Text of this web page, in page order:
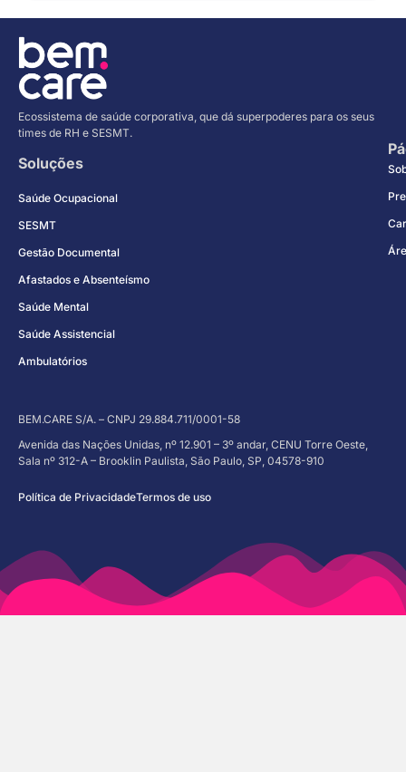
Ecossistema de saúde corporativa, que dá superpoderes para os seus
times de RH e SESMT.
Soluções
Saúde Ocupacional
SESMT
Gestão Documental
Afastados e Absenteísmo
Saúde Mental
Saúde Assistencial
Ambulatórios
BEM.CARE S/A. – CNPJ 29.884.711/0001-58
Avenida das Nações Unidas, nº 12.901 – 3º andar, CENU Torre Oeste,
Sala nº 312-A – Brooklin Paulista, São Paulo, SP, 04578-910
Política de PrivacidadeTermos de uso